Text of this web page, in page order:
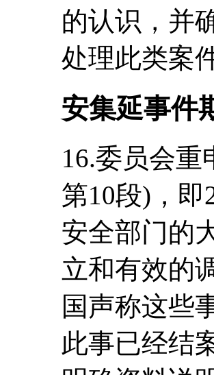
的认识，并
处理此类案
安集延事件
16.委员会重
第10段)，即
安全部门的
立和有效的
国声称这些
此事已经结